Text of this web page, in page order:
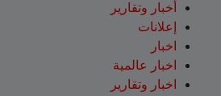
أخبار وتقارير
إعلانات
اخبار
اخبار عالمية
اخبار وتقارير